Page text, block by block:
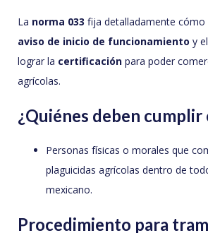
La norma 033 fija detalladamente cómo
aviso de inicio de funcionamiento y
lograr la certificación para poder
agrícolas.
¿Quiénes deben cumplir
Personas físicas o morales que
plaguicidas agrícolas dentro de
mexicano.
Procedimiento para